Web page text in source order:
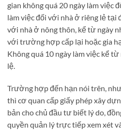
gian không quá 20 ngày làm việc
làm việc đối với nhà ở riêng lẻ tại
với nhà ở nông thôn, kể từ ngày
với trường hợp cấp lại hoặc gia
Không quá 10 ngày làm việc kể
lệ.
Trường hợp đến hạn nói trên,
thì cơ quan cấp giấy phép xây
bản cho chủ đầu tư biết lý do,
quyền quản lý trực tiếp xem xét